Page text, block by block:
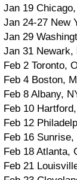
Jan 19
Jan 24-27 New
Jan 29
Jan 31 Newark,
Feb 2 Toronto,
Feb 4 Boston,
Feb 8 Albany,
Feb 10
Feb 12
Feb 16 Sunrise,
Feb 18 Atlanta,
Feb 21